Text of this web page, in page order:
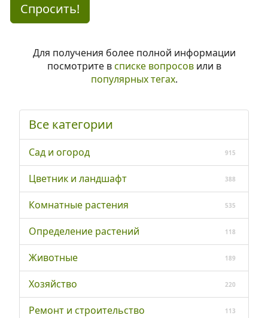
Спросить!
Для получения более полной информации
посмотрите всписке вопросовили в
популярных тегах.
Все категории
Сад и огород 915
Цветник и ландшафт 388
Комнатные растения 535
Определение растений 118
Животные 189
Хозяйство 220
Ремонт и строительство 113